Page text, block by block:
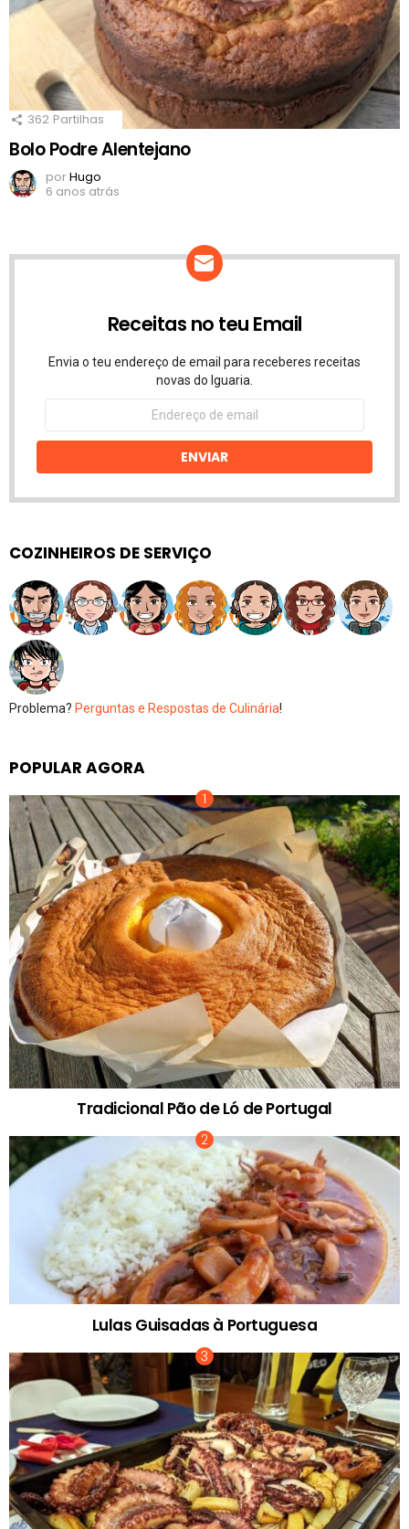
362 Partilhas
Bolo Podre Alentejano
porHugo
6 anos atrás
Receitas no teu Email
Envia o teu endereço de email para receberes receitas
novas do Iguaria.
Endereço
email
ENVIAR
COZINHEIROS DE SERVIÇO
Problema? Perguntas e Respostas de Culinária!
POPULAR AGORA
Tradicional Pão de Ló de Portugal
Lulas Guisadas à Portuguesa